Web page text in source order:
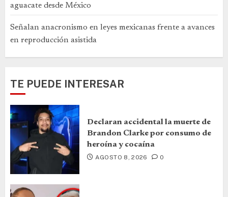
aguacate desde México
Señalan anacronismo en leyes mexicanas frente a avances
en reproducción asistida
TE PUEDE INTERESAR
Declaran accidental la muerte de
Brandon Clarke por consumo de
heroína y cocaína
AGOSTO 8, 2026 0